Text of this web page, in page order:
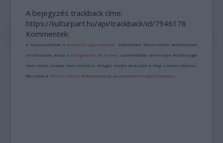
A bejegyzés trackback címe:
https://kulturpart.hu/api/trackback/id/7946178
Kommentek:
A hozzászólások avonatkozó jogszabályok értelmében felhasználói tartalomnak
minősülnek, értük a szolgáltatás technikai üzemeltetője semmilyen felelősséget
nem vállal, azokat nem ellenőrzi. Kifogás esetén forduljon a blog szerkesztőjéhez.
Részletek a Felhasználási feltételekben és azadatvédelmi tájékoztatóban